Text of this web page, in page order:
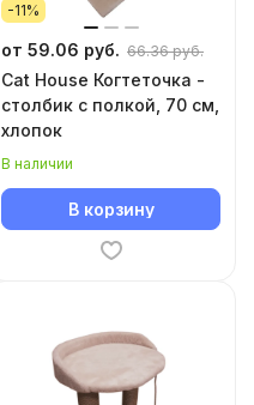
-11%
от 59.06 руб. 66.36 руб.
Cat House Когтеточка -
столбик с полкой, 70 см,
хлопок
В наличии
В корзину